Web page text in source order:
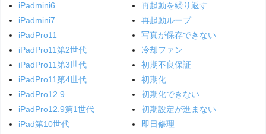
iPadmini6
iPadmini7
iPadPro11
iPadPro11第2世代
iPadPro11第3世代
iPadPro11第4世代
iPadPro12.9
iPadPro12.9第1世代
iPad第10世代
再起動を繰り返す
再起動ループ
写真が保存できない
冷却ファン
初期不良保証
初期化
初期化できない
初期設定が進まない
即日修理